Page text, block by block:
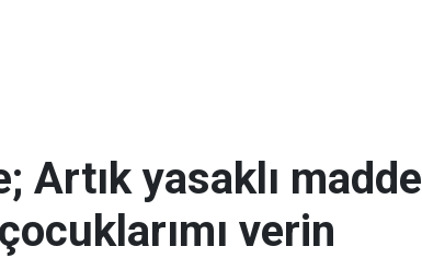
Artık yasaklı madde
verin